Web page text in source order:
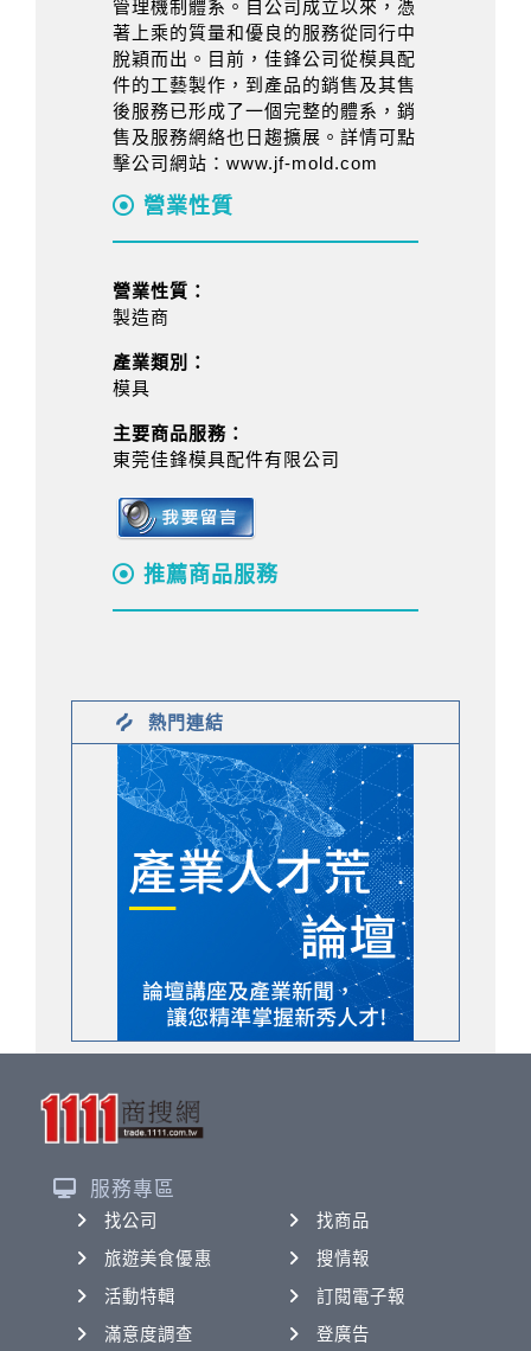
管理機制體系。自公司成立以來，憑
著上乘的質量和優良的服務從同行中
脫穎而出。目前，佳鋒公司從模具配
件的工藝製作，到產品的銷售及其售
後服務已形成了一個完整的體系，銷
售及服務網絡也日趨擴展。詳情可點
擊公司網站：www.jf-mold.com
營業性質
營業性質：
製造商
產業類別：
模具
主要商品服務：
東莞佳鋒模具配件有限公司
推薦商品服務
熱門連結
服務專區
找公司
找商品
旅遊美食優惠
搜情報
活動特輯
訂閱電子報
滿意度調查
登廣告